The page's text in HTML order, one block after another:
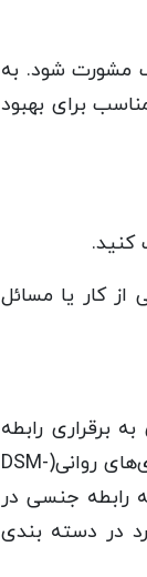
مشورت شود. به
برای بهبود
کنید.
کار یا مسائل
برقراری رابطه
جنسی نسبت به مردان دارند و در مورد رابطه جنسی کمتر فکر می‌کنند. طبق تعریف معیار تشخیصی بیماری‌های روانی(DSM-
رابطه جنسی در
در دسته بندی